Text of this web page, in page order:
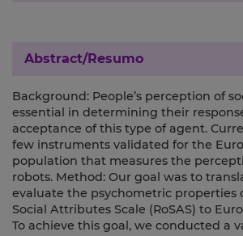
Abstract/Resumo
Background: People’s perception of
essential in determining their
acceptance of this type of agent.
few instruments validated for the
population that measures the
robots. Method: Our goal was to
evaluate the psychometric properties
Social Attributes Scale (RoSAS) to
To achieve this goal, we conducted a